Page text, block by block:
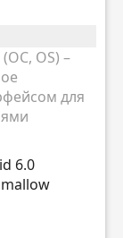
OS) –
для
6.0